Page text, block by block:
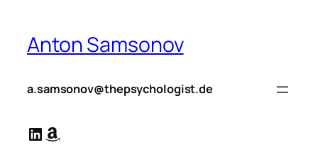
springen
Anton Samsonov
a.samsonov@thepsychologist.de
LinkedIn
Amazon